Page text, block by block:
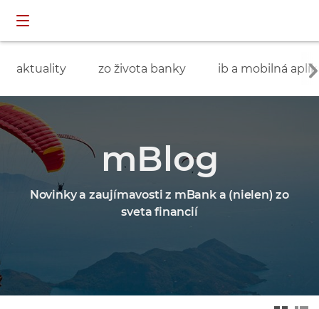
aktuality zo života banky ib a mobilná
mBlog
Novinky a zaujímavosti z mBank a (nielen) zo
sveta financií